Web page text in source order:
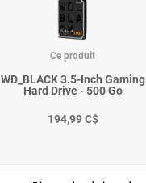
Ce produit
WD_BLACK 3.5-Inch Gaming
Hard Drive - 500 Go
194,99 C$